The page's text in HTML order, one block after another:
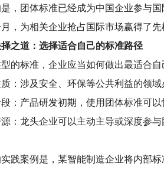
团体标准已经成为中国企业参与国
，为相关企业抢占国际市场赢得了先
之道：选择适合自己的标准路径
标准，企业应当如何做出最适合自
涉及安全、环保等公共利益的领域
产品研发初期，使用团体标准可以
龙头企业可以主动主导或深度参与
案例是，某智能制造企业将内部标